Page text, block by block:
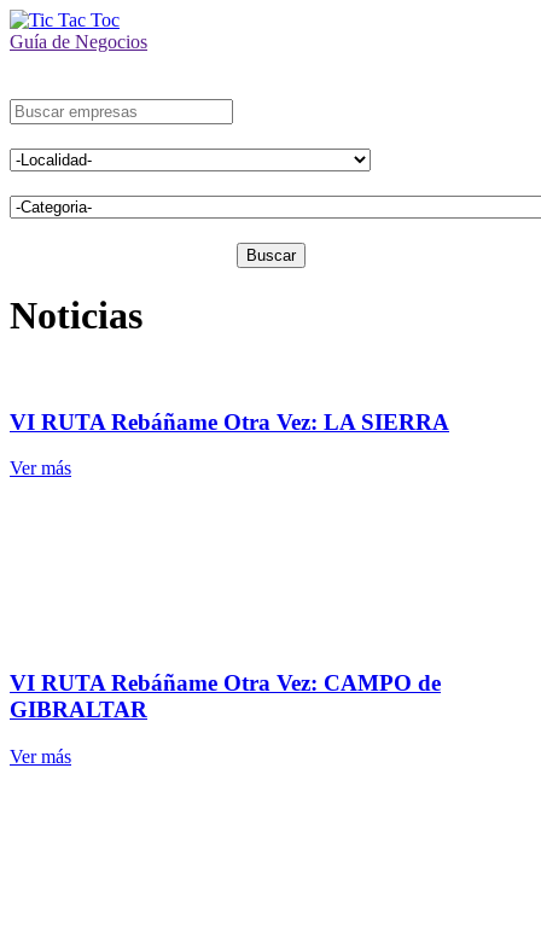
Guía de Negocios
Buscar
Noticias
VI RUTA Rebáñame Otra Vez: LA SIERRA
Ver más
VI RUTA Rebáñame Otra Vez: CAMPO de
GIBRALTAR
Ver más